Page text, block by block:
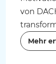
von
Mehr